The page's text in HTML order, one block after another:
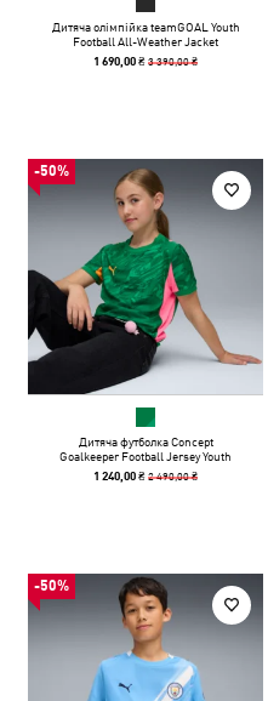
Дитяча олімпійка teamGOAL Youth
Football All-Weather Jacket
1 690,00 ₴3 390,00 ₴
-50%
Дитяча футболка Concept
Goalkeeper Football Jersey Youth
1 240,00 ₴2 490,00 ₴
-50%